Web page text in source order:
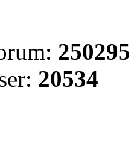
250295
20534